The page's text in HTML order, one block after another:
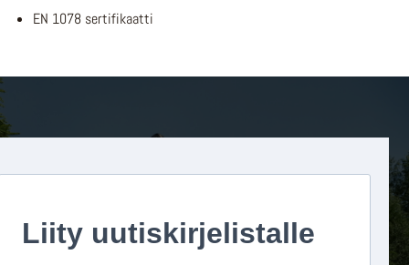
EN 1078 sertifikaatti